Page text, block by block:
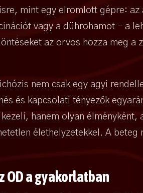
mint egy elromlott gépre:
vagy a dührohamot – a
az orvos hozza meg a
nem csak egy agyi
és kapcsolati tényezők
hanem olyan élményként,
élethelyzetekkel. A beteg
OD a gyakorlatban